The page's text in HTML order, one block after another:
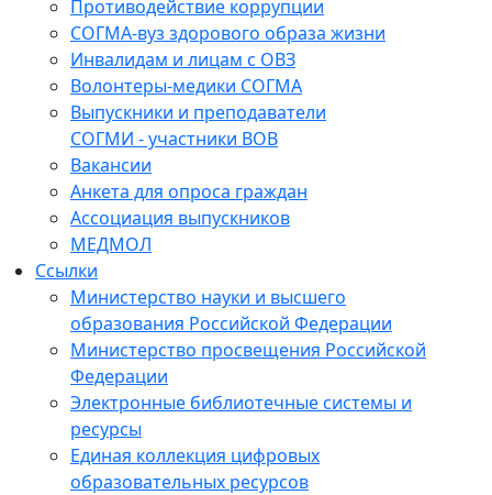
Противодействие коррупции
СОГМА-вуз здорового образа жизни
Инвалидам и лицам с ОВЗ
Волонтеры-медики СОГМА
Выпускники и преподаватели
СОГМИ - участники ВОВ
Вакансии
Анкета для опроса граждан
Ассоциация выпускников
МЕДМОЛ
Ссылки
Министерство науки и высшего
образования Российской Федерации
Министерство просвещения Российской
Федерации
Электронные библиотечные системы и
ресурсы
Единая коллекция цифровых
образовательных ресурсов